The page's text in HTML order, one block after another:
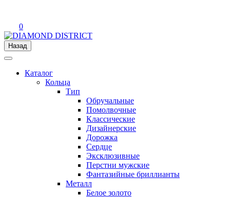
0
Назад
Каталог
Кольца
Тип
Обручальные
Помолвочные
Классические
Дизайнерские
Дорожка
Сердце
Эксклюзивные
Перстни мужские
Фантазийные бриллианты
Металл
Белое золото